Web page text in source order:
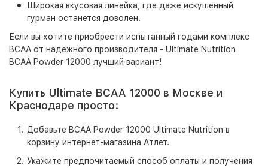
Широкая вкусовая линейка, где даже искушенный
гурман останется доволен.
Если вы хотите приобрести испытанный годами комплекс
BCAA от надежного производителя - Ultimate Nutrition
BCAA Powder 12000 лучший вариант!
Купить Ultimate BCAA 12000 в Москве и
Краснодаре просто:
Добавьте BCAA Powder 12000 Ultimate Nutrition в
корзину интернет-магазина Атлет.
Укажите предпочитаемый способ оплаты и получения